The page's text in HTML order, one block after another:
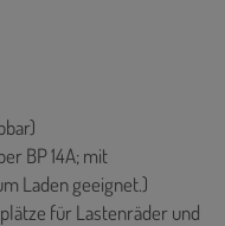
BP 14A; mit
Laden geeignet.)
für Lastenräder und